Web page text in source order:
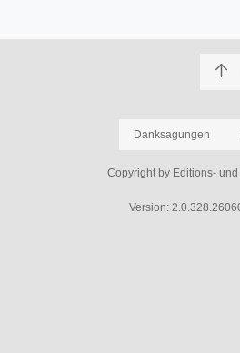
Danksagungen
Copyright by Editions-
Version: